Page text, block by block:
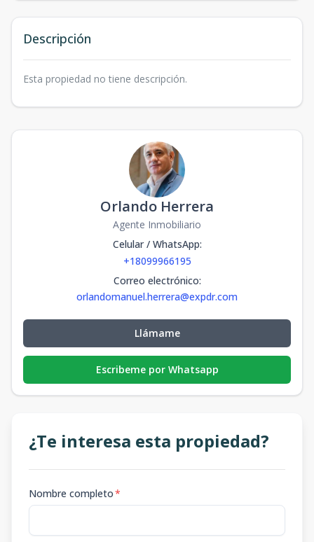
Descripción
Esta propiedad no tiene descripción.
Orlando Herrera
Agente Inmobiliario
Celular / WhatsApp:
+18099966195
Correo electrónico:
orlandomanuel.herrera@expdr.com
Llámame
Escribeme por Whatsapp
¿Te interesa esta propiedad?
Nombre completo*